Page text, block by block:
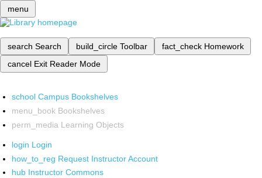
menu
search Search build_circle Toolbar fact_check Homework
cancel Exit Reader Mode
school Campus Bookshelves
menu_book Bookshelves
perm_media Learning Objects
login Login
how_to_reg Request Instructor Account
hub Instructor Commons